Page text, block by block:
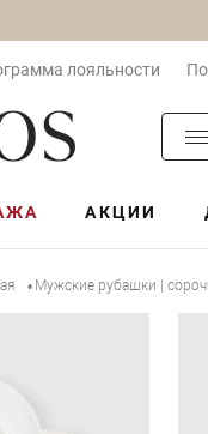
лояльности
АКЦИИ
• Мужские рубашки |